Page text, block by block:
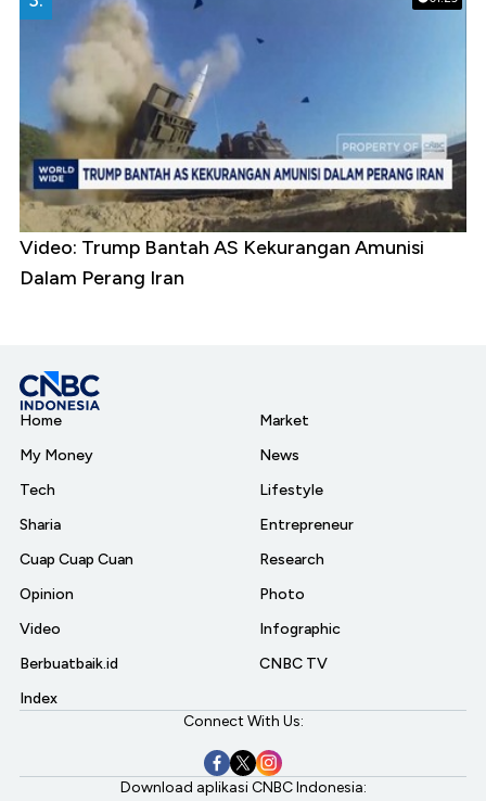
Video: Trump Bantah AS Kekurangan Amunisi
Dalam Perang Iran
Home
My Money
Tech
Sharia
Cuap Cuap Cuan
Opinion
Video
Berbuatbaik.id
Index
Market
News
Lifestyle
Entrepreneur
Research
Photo
Infographic
CNBC TV
Connect With Us:
Download aplikasi CNBC Indonesia: